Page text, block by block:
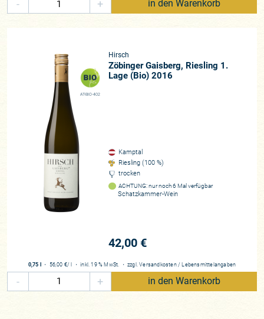
- + in den Warenkorb
AT-BIO-402
Hirsch
Zöbinger Gaisberg, Riesling 1.
Lage (Bio) 2016
Kamptal
Riesling (100 %)
trocken
ACHTUNG: nur noch 6 Mal verfügbar
Schatzkammer-Wein
42,00 €
0,75 l ・ 56,00 €/ l ・inkl. 19 % MwSt. ・ zzgl.Versandkosten / Lebensmittelangaben
- + in den Warenkorb